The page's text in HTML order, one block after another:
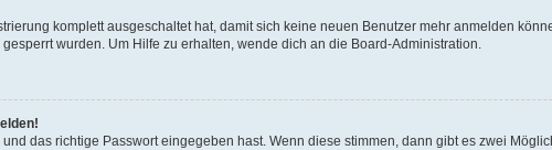
komplett ausgeschaltet hat, damit sich keine neuen Benutzer mehr anmelden
wurden. Um Hilfe zu erhalten, wende dich an die Board-Administration.
das richtige Passwort eingegeben hast. Wenn diese stimmen, dann gibt es zwei